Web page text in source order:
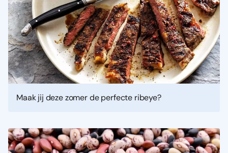
Maak jij deze zomer de perfecte ribeye?